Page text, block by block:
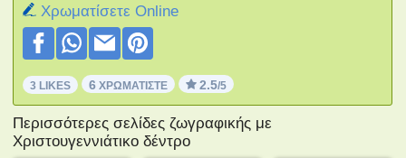
Xρωματίσετε Online
3 LIKES 6 ΧΡΩΜΑΤΊΣΤΕ 2.5/5
Περισσότερες σελίδες ζωγραφικής με
Χριστουγεννιάτικο δέντρο